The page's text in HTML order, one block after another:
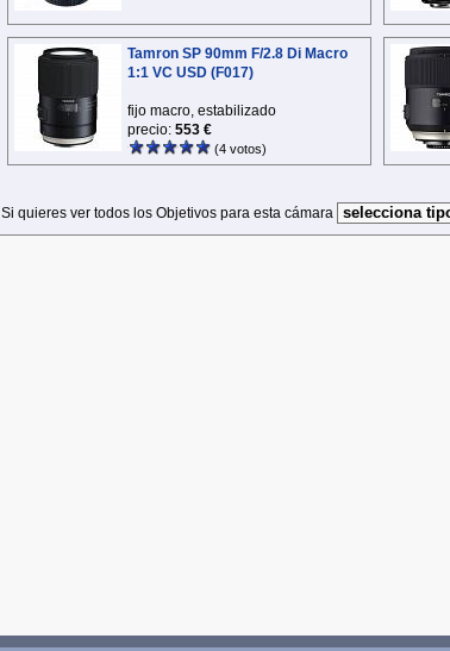
Tamron SP 90mm F/2.8 Di Macro
1:1 VC USD (F017)
fijo macro, estabilizado
precio: 553 €
(4 votos)
Si quieres ver todos los Objetivos para esta cámara